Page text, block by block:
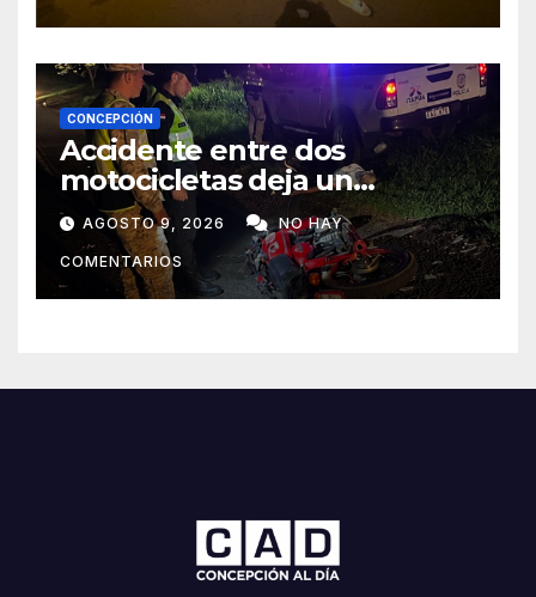
CONCEPCIÓN
Accidente entre dos
motocicletas deja un
fallecido y dos heridos en Yby
Yaú
AGOSTO 9, 2026 NO HAY
COMENTARIOS